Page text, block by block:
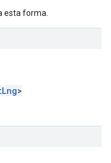
esta forma.
>